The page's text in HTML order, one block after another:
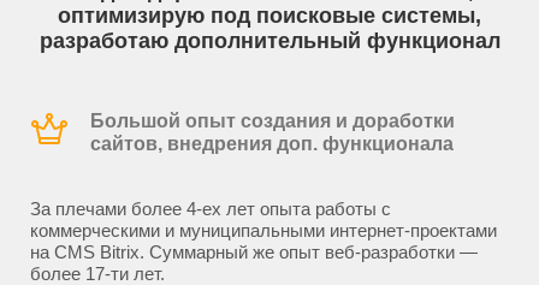
оптимизирую под поисковые системы,
разработаю дополнительный функционал
Большой опыт создания и доработки
сайтов, внедрения доп. функционала
За плечами более 4-ех лет опыта работы с
коммерческими и муниципальными интернет-проектами
на CMS Bitrix. Суммарный же опыт веб-разработки —
более 17-ти лет.